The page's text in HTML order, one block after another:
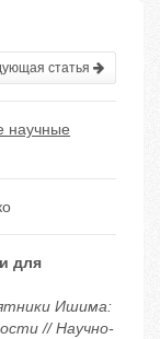
статья
научные
для
Ишима:
// Научно-